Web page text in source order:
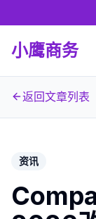
小鹰商务
返回文章列表
资讯